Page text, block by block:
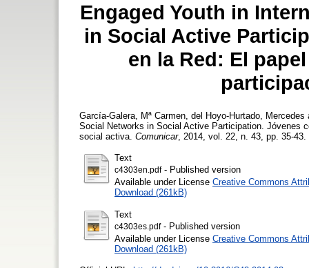
Engaged Youth in
in Social Active
en la Red: El
García-Galera, Mª Carmen del Hoyo-Hurtado, Mercedes
Social Networks in Social Active Participation. Jóvenes
social activa. Comunicar, 2014, vol. 22, n. 43, pp. 35-
Text
c4303en.pdf- Published version
Available under License Creative Commons
Download (261kB)
Text
c4303es.pdf- Published version
Available under License Creative Commons
Download (261kB)